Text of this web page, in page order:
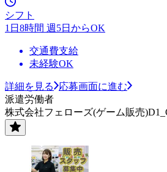
シフト
1日8時間 週5日からOK
交通費支給
未経験OK
詳細を見る
応募画面に進む
派遣労働者
株式会社フェローズ(ゲーム販売